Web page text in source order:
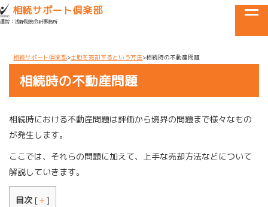
目黒区・世田谷区・品川区で相続に関するお悩みなら
相続サポート倶楽部
運営：浅野税務会計事務所
相続サポート倶楽部 土地を売却するという方法 相続時の不動産問題
相続時の不動産問題
相続時における不動産問題は評価から境界の問題まで様々なもの
が発生します。
ここでは、それらの問題に加えて、上手な売却方法などについて
解説していきます。
目次 [＋ ]